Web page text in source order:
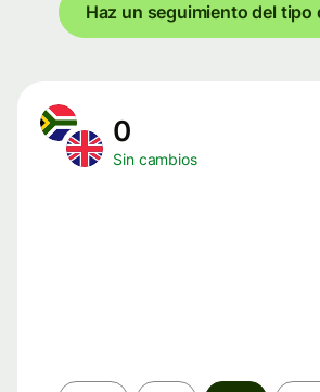
Haz un seguimiento del tipo
0
Sin cambios